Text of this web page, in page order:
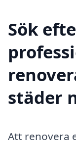
Sök
städer
Att renovera